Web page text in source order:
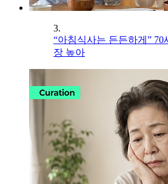
3.
“아침식사는 든든하게”
장 높아